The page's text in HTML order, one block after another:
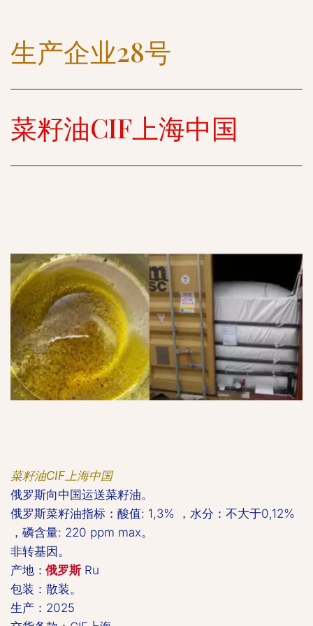
生产企业28号
菜籽油CIF上海中国
菜籽油CIF上海中国
俄罗斯向中国运送菜籽油。
俄罗斯菜籽油指标：酸值: 1,3% ，水分：不大于0,12%
，磷含量: 220 ppm max。
非转基因。
产地：俄罗斯 Ru
包装：散装。
生产：2025